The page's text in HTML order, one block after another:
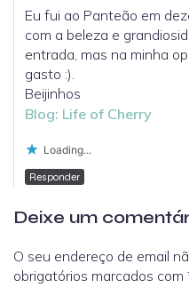
Eu fui ao Panteão em
com a beleza e
entrada, mas na minha
gasto :).
Beijinhos
Blog: Life of Cherry
Loading...
Responder
Deixe um
O seu endereço de email
obrigatórios marcados com